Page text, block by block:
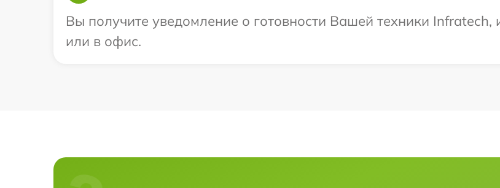
Вы получите уведомление о готовности Вашей техники
или в офис.